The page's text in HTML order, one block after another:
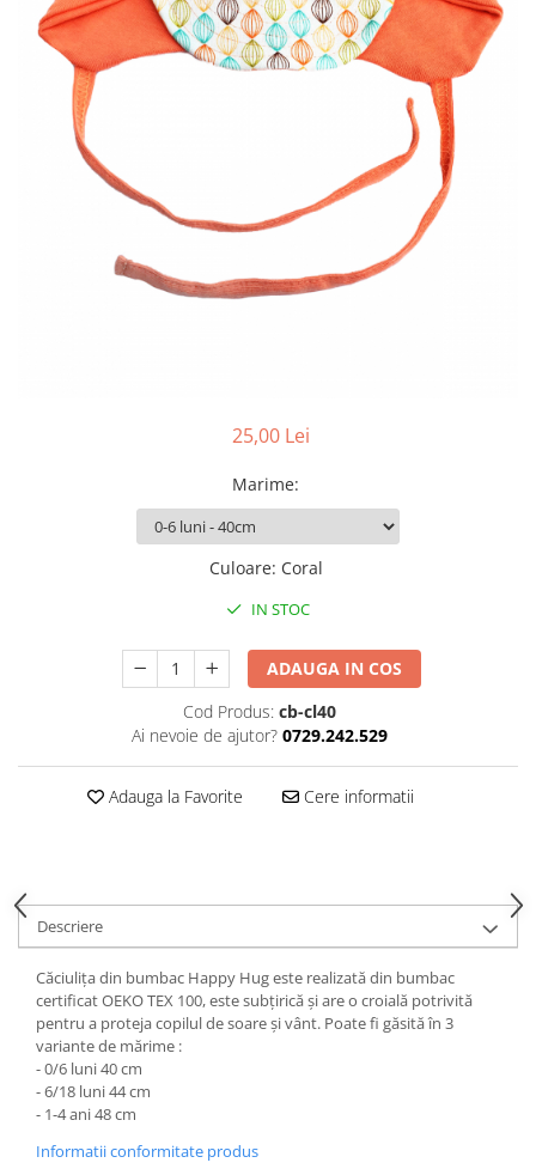
Pălării de Soare
25,00 Lei
Marime:
Culoare: Coral
IN STOC
ADAUGA IN COS
Cod Produs: cb-cl40
Ai nevoie de ajutor? 0729.242.529
Adauga la Favorite Cere informatii
Descriere
Căciulița din bumbac Happy Hug este realizată din bumbac
certificat OEKO TEX 100, este subțirică și are o croială potrivită
pentru a proteja copilul de soare și vânt. Poate fi găsită în 3
variante de mărime :
- 0/6 luni 40 cm
- 6/18 luni 44 cm
- 1-4 ani 48 cm
Informatii conformitate produs